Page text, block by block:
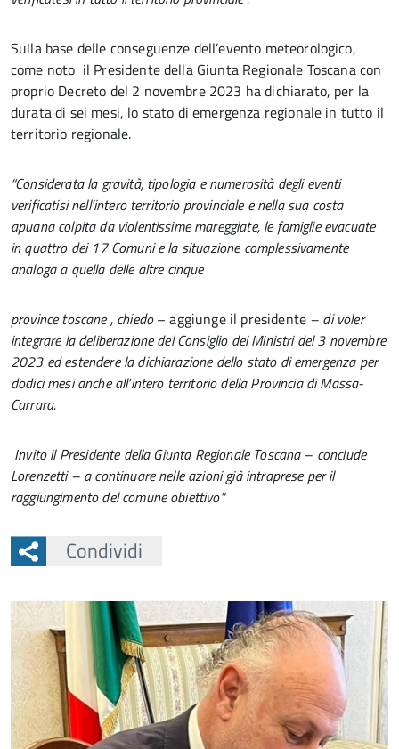
Sulla base delle conseguenze dell’evento meteorologico,
come noto il Presidente della Giunta Regionale Toscana con
proprio Decreto del 2 novembre 2023 ha dichiarato, per la
durata di sei mesi, lo stato di emergenza regionale in tutto il
territorio regionale.
“Considerata la gravità, tipologia e numerosità degli eventi
verificatisi nell’intero territorio provinciale e nella sua costa
apuana colpita da violentissime mareggiate, le famiglie evacuate
in quattro dei 17 Comuni e la situazione complessivamente
analoga a quella delle altre cinque
province toscane , chiedo– aggiunge il presidente – di voler
integrare la deliberazione del Consiglio dei Ministri del 3 novembre
2023 ed estendere la dichiarazione dello stato di emergenza per
dodici mesi anche all’intero territorio della Provincia di Massa-
Carrara.
Invito il Presidente della Giunta Regionale Toscana – conclude
Lorenzetti – a continuare nelle azioni già intraprese per il
raggiungimento del comune obiettivo”.
Condividi